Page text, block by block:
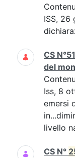
ISS, 26
CS
del
Iss, 8
emersi
livello
CS N°